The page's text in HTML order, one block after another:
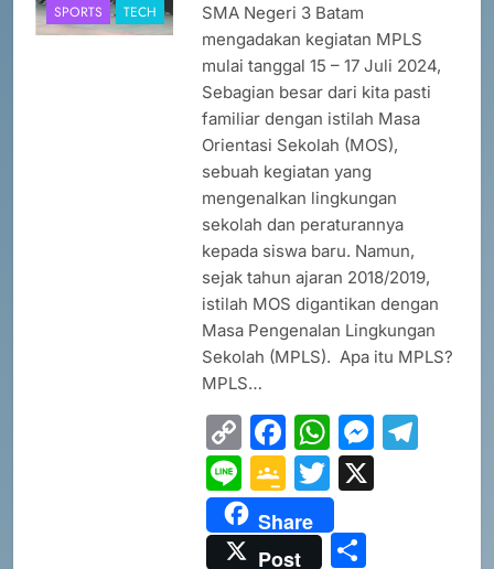
SPORTS
TECH
SMA Negeri 3 Batam
mengadakan kegiatan MPLS
mulai tanggal 15 – 17 Juli 2024,
Sebagian besar dari kita pasti
familiar dengan istilah Masa
Orientasi Sekolah (MOS),
sebuah kegiatan yang
mengenalkan lingkungan
sekolah dan peraturannya
kepada siswa baru. Namun,
sejak tahun ajaran 2018/2019,
istilah MOS digantikan dengan
Masa Pengenalan Lingkungan
Sekolah (MPLS). Apa itu MPLS?
MPLS…
Copy
Link
Facebook
LineGoogle
Classroom
Twitter
X
Share
Post
Share
2
PEMBEKALAN MPLS (Masa
Pengenalan Lingkungan Sekolah)
MPLS 2026 SEKOLAH
Selamat kepada Lathifa
Ramadhani Setyabudi atas
prestasi meraih Medali Emas
PRESTASI SEKOLAH
PERHATIAN SISWA/I SMA
NEGERI 3 BATAM!
PENGUMUMAN TIDAK PERLU
DATANG KE SEKOLAH CUKUP
MELALUI ONLINE
SPMB